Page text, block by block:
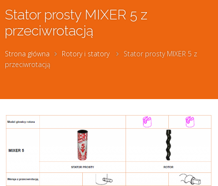
Stator prosty MIXER 5 z
przeciwrotacją
Strona główna Rotory i statory
Stator prosty MIXER 5 z
przeciwrotacją